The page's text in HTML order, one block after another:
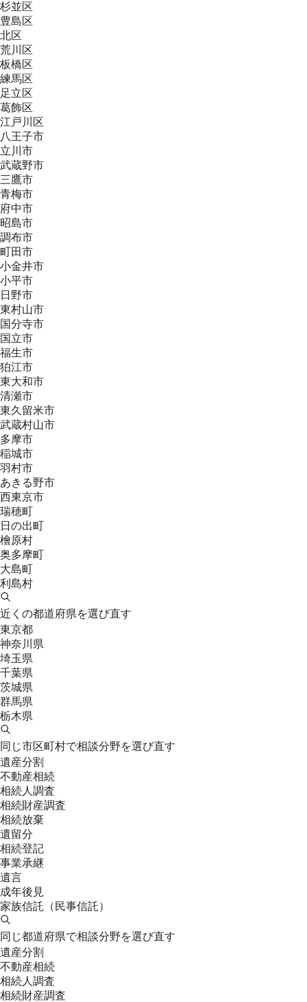
杉並区
豊島区
北区
荒川区
板橋区
練馬区
足立区
葛飾区
江戸川区
八王子市
立川市
武蔵野市
三鷹市
青梅市
府中市
昭島市
調布市
町田市
小金井市
小平市
日野市
東村山市
国分寺市
国立市
福生市
狛江市
東大和市
清瀬市
東久留米市
武蔵村山市
多摩市
稲城市
羽村市
あきる野市
西東京市
瑞穂町
日の出町
檜原村
奥多摩町
大島町
利島村
近くの都道府県を選び直す
東京都
神奈川県
埼玉県
千葉県
茨城県
群馬県
栃木県
同じ市区町村で相談分野を選び直す
遺産分割
不動産相続
相続人調査
相続財産調査
相続放棄
遺留分
相続登記
事業承継
遺言
成年後見
家族信託（民事信託）
同じ都道府県で相談分野を選び直す
遺産分割
不動産相続
相続人調査
相続財産調査